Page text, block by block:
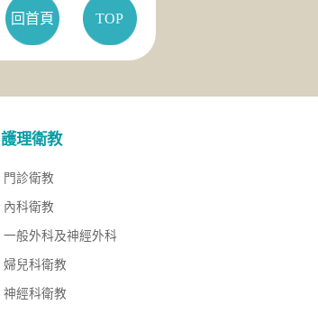
回首頁 TOP
護理衛教
門診衛教
內科衛教
一般外科及神經外科
婦兒科衛教
神經科衛教